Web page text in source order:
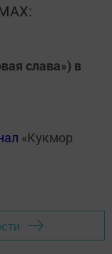
слава») в
«Кукмор